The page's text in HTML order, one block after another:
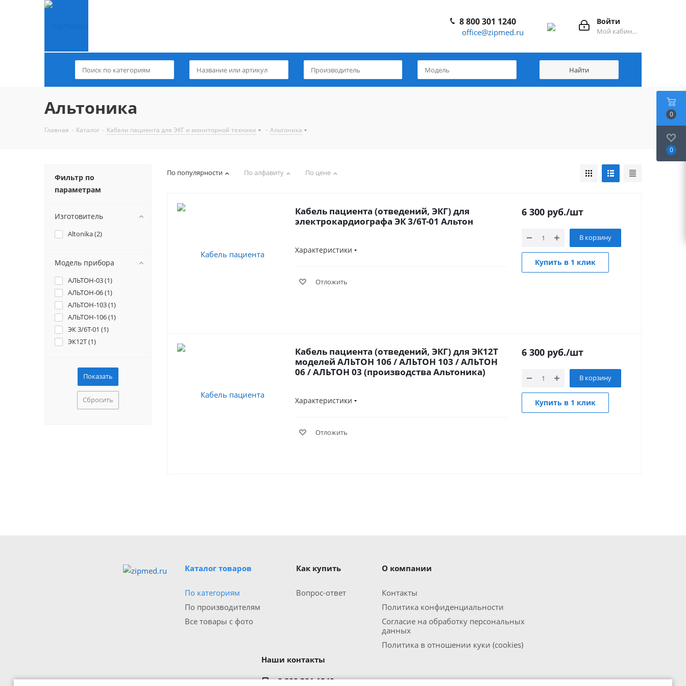
Войти
Мой кабинет
8 800 301 1240
office@zipmed.ru
Альтоника
Главная - Каталог - Кабели пациента для ЭКГ и мониторной техники - Альтоника
По популярности По алфавиту По цене
Кабель пациента (отведений, ЭКГ) для
электрокардиографа ЭК 3/6Т-01 Альтон
Характеристики
Отложить
6 300 руб./шт
В корзину
Купить в 1 клик
Кабель пациента (отведений, ЭКГ) для ЭК12Т
моделей АЛЬТОН 106 / АЛЬТОН 103 / АЛЬТОН
06 / АЛЬТОН 03 (производства Альтоника)
Характеристики
Отложить
6 300 руб./шт
В корзину
Купить в 1 клик
Фильтр по
параметрам
Изготовитель
Altonika (2)
Модель прибора
АЛЬТОН-03 (1)
АЛЬТОН-06 (1)
АЛЬТОН-103 (1)
АЛЬТОН-106 (1)
ЭК 3/6Т-01 (1)
ЭК12Т (1)
Сбросить
Каталог товаров
По категориям
По производителям
Все товары с фото
Как купить
Вопрос-ответ
О компании
Контакты
Политика конфиденциальности
Согласие на обработку персональных
данных
Политика в отношении куки (cookies)
Наши контакты
8 800 301 1240
0
0